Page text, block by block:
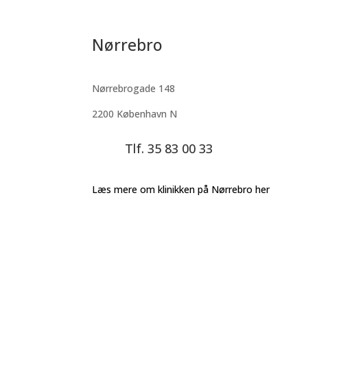
Nørrebro
Nørrebrogade 148
2200 København N
Tlf. 35 83 00 33
Læs mere om klinikken på Nørrebro her